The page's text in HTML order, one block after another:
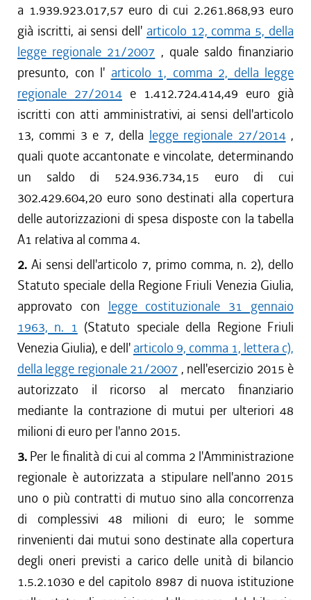
a 1.939.923.017,57 euro di cui 2.261.868,93 euro
già iscritti, ai sensi dell' articolo 12, comma 5, della
legge regionale 21/2007 , quale saldo finanziario
presunto, con l' articolo 1, comma 2, della legge
regionale 27/2014 e 1.412.724.414,49 euro già
iscritti con atti amministrativi, ai sensi dell'articolo
13, commi 3 e 7, della legge regionale 27/2014,
quali quote accantonate e vincolate, determinando
un saldo di 524.936.734,15 euro di cui
302.429.604,20 euro sono destinati alla copertura
delle autorizzazioni di spesa disposte con la tabella
A1 relativa al comma 4.
2. Ai sensi dell'articolo 7, primo comma, n. 2), dello
Statuto speciale della Regione Friuli Venezia Giulia,
approvato con legge costituzionale 31 gennaio
1963, n. 1 (Statuto speciale della Regione Friuli
Venezia Giulia), e dell' articolo 9, comma 1, lettera c),
della legge regionale 21/2007 , nell'esercizio 2015 è
autorizzato il ricorso al mercato finanziario
mediante la contrazione di mutui per ulteriori 48
milioni di euro per l'anno 2015.
3. Per le finalità di cui al comma 2 l'Amministrazione
regionale è autorizzata a stipulare nell'anno 2015
uno o più contratti di mutuo sino alla concorrenza
di complessivi 48 milioni di euro; le somme
rinvenienti dai mutui sono destinate alla copertura
degli oneri previsti a carico delle unità di bilancio
1.5.2.1030 e del capitolo 8987 di nuova istituzione